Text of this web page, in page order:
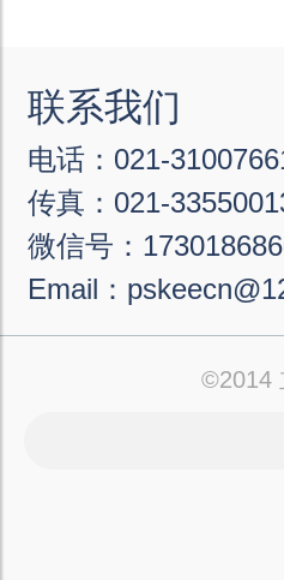
联系我们
电话：021-
传真：021-
微信号：
Email：
©2014